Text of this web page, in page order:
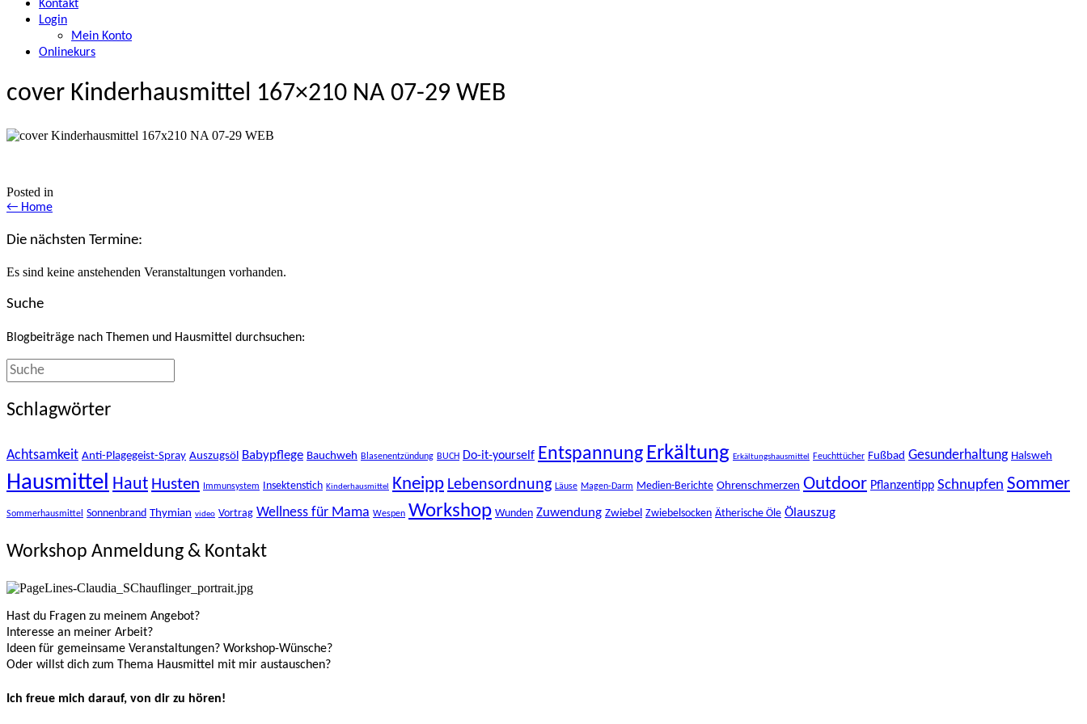
Kontakt
Login
Mein Konto
Onlinekurs
cover Kinderhausmittel 167×210 NA 07-29 WEB
Posted in
Posts
navigation
← Home
Die nächsten Termine:
Es sind keine anstehenden Veranstaltungen vorhanden.
Suche
Blogbeiträge nach Themen und Hausmittel durchsuchen:
Schlagwörter
Achtsamkeit Anti-Plagegeist-Spray Auszugsöl Babypflege Bauchweh Blasenentzündung BUCH Do-it-yourself Entspannung Erkältung Erkältungshausmittel Feuchttücher Fußbad Gesunderhaltung Halsweh
Hausmittel Haut Husten Immunsystem Insektenstich Kinderhausmittel Kneipp Lebensordnung Läuse Magen-Darm Medien-Berichte Ohrenschmerzen Outdoor Pflanzentipp Schnupfen Sommer
Sommerhausmittel Sonnenbrand Thymian video Vortrag Wellness für Mama Wespen Workshop Wunden Zuwendung Zwiebel Zwiebelsocken Ätherische Öle Ölauszug
Workshop Anmeldung & Kontakt
Hast du Fragen zu meinem Angebot?
Interesse an meiner Arbeit?
Ideen für gemeinsame Veranstaltungen? Workshop-Wünsche?
Oder willst dich zum Thema Hausmittel mit mir austauschen?
Ich freue mich darauf, von dir zu hören!